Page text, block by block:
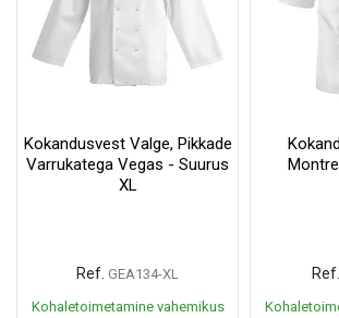
Kokandusvest Valge, Pikkade
Varrukatega Vegas - Suurus
XL
Ref. GEA134-XL
Kohaletoimetamine vahemikus
Ref.